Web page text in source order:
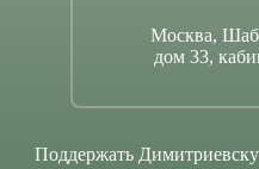
Москва,
дом 33,
Поддержать